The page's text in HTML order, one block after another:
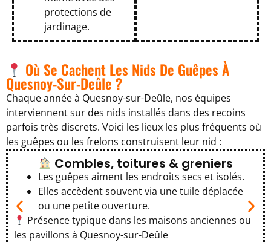
protections de
jardinage.
Où Se Cachent Les Nids De Guêpes À
Quesnoy-Sur-Deûle ?
Chaque année à Quesnoy-sur-Deûle, nos équipes
interviennent sur des nids installés dans des recoins
parfois très discrets. Voici les lieux les plus fréquents où
les guêpes ou les frelons construisent leur nid :
Combles, toitures & greniers
Les guêpes aiment les endroits secs et isolés.
Elles accèdent souvent via une tuile déplacée
ou une petite ouverture.
Présence typique dans les maisons anciennes ou
les pavillons à Quesnoy-sur-Deûle